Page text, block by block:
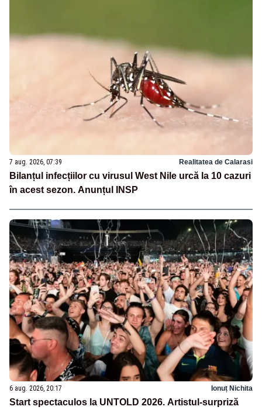
7 aug. 2026, 07:39 Realitatea de Calarasi
Bilanțul infecțiilor cu virusul West Nile urcă la 10 cazuri
în acest sezon. Anunțul INSP
6 aug. 2026, 20:17 Ionuț Nichita
Start spectaculos la UNTOLD 2026. Artistul-surpriză